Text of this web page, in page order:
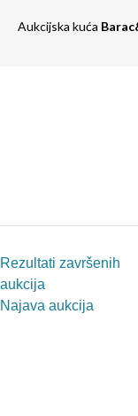
Aukcijska kuća
Rezultati završenih
aukcija
Najava aukcija